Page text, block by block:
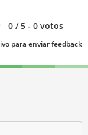
0 / 5 - 0 votos
para enviar feedback